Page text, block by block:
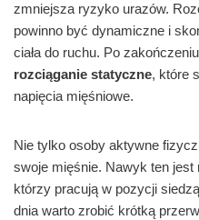
zmniejsza ryzyko urazów.
powinno być dynamiczne i
ciała do ruchu. Po
rozciąganie statyczne, które
napięcia mięśniowe.
Nie tylko osoby aktywne
swoje mięśnie. Nawyk ten
którzy pracują w pozycji
dnia warto zrobić krótką